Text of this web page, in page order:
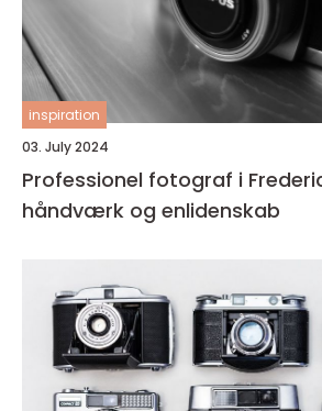
inspiration
03. July 2024
Professionel fotograf i
håndværk og enlidenskab